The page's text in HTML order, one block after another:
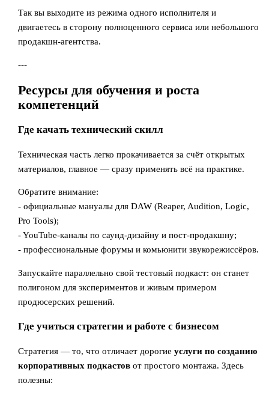
Так вы выходите из режима одного исполнителя и
двигаетесь в сторону полноценного сервиса или небольшого
продакшн-агентства.
---
Ресурсы для обучения и роста
компетенций
Где качать технический скилл
Техническая часть легко прокачивается за счёт открытых
материалов, главное — сразу применять всё на практике.
Обратите внимание:
- официальные мануалы для DAW (Reaper, Audition, Logic,
Pro Tools);
- YouTube-каналы по саунд-дизайну и пост-продакшну;
- профессиональные форумы и комьюнити звукорежиссёров.
Запускайте параллельно свой тестовый подкаст: он станет
полигоном для экспериментов и живым примером
продюсерских решений.
Где учиться стратегии и работе с бизнесом
Стратегия — то, что отличает дорогиеуслуги по созданию
корпоративных подкастов от простого монтажа. Здесь
полезны: